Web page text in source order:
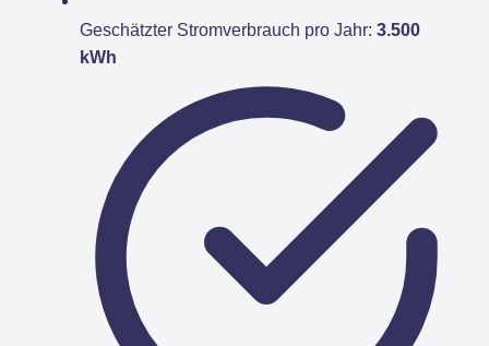
Geschätzter Stromverbrauch pro Jahr: 3.500
kWh